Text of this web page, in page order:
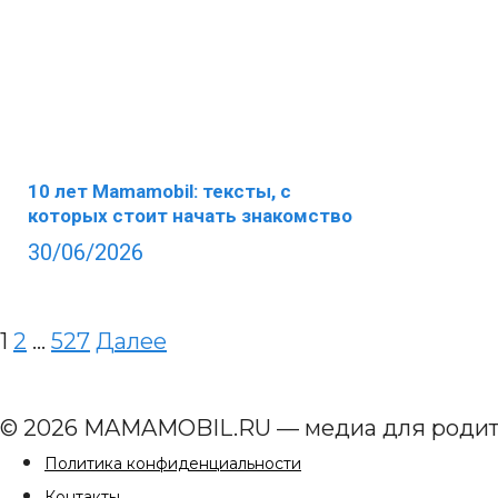
10 лет Mamamobil: тексты, с
которых стоит начать знакомство
30/06/2026
Пагинация
1 2 … 527 Далее
© 2026 MAMAMOBIL.RU — медиа для
Политика конфиденциальности